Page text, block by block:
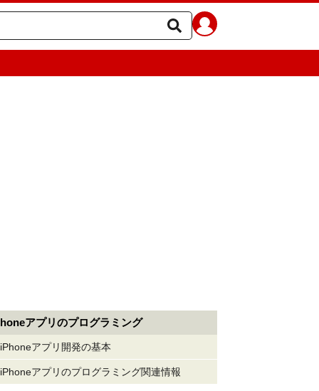
アプリのプログラミング
iPhoneアプリ開発の基本
iPhoneアプリのプログラミング関連情報